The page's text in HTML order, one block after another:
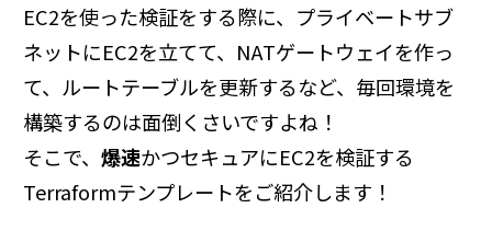
EC2を使った検証をする際に、プライベートサブ
ネットにEC2を立てて、NATゲートウェイを作っ
て、ルートテーブルを更新するなど、毎回環境を
構築するのは面倒くさいですよね！
そこで、 爆速かつセキュアにEC2を検証する
Terraformテンプレートをご紹介します！